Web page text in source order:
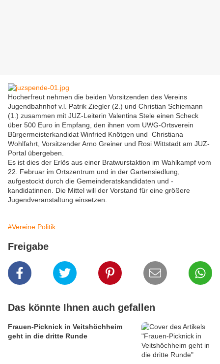
Hocherfreut nehmen die beiden Vorsitzenden des Vereins
Jugendbahnhof v.l. Patrik Ziegler (2.) und Christian Schiemann
(1.) zusammen mit JUZ-Leiterin Valentina Stele einen Scheck
über 500 Euro in Empfang, den ihnen vom UWG-Ortsverein
Bürgermeisterkandidat Winfried Knötgen und Christiana
Wohlfahrt, Vorsitzender Arno Greiner und Rosi Wittstadt am JUZ-
Portal übergeben.
Es ist dies der Erlös aus einer Bratwurstaktion im Wahlkampf vom
22. Februar im Ortszentrum und in der Gartensiedlung,
aufgestockt durch die Gemeinderatskandidaten und -
kandidatinnen. Die Mittel will der Vorstand für eine größere
Jugendveranstaltung einsetzen.
#Vereine Politik
Freigabe
Das könnte Ihnen auch gefallen
Frauen-Picknick in Veitshöchheim
geht in die dritte Runde